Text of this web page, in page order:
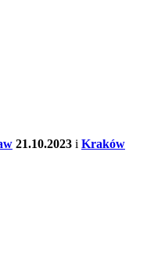
21.10.2023 i Kraków